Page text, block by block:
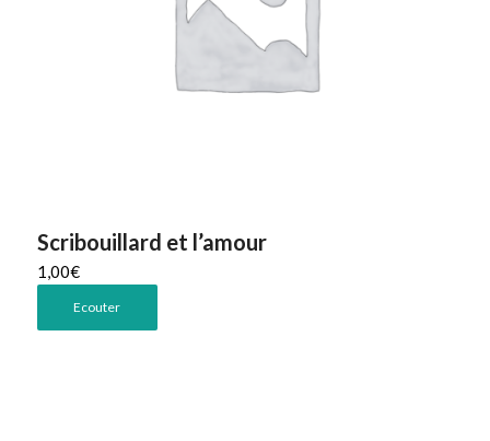
Scribouillard et l’amour
1,00€
Ecouter